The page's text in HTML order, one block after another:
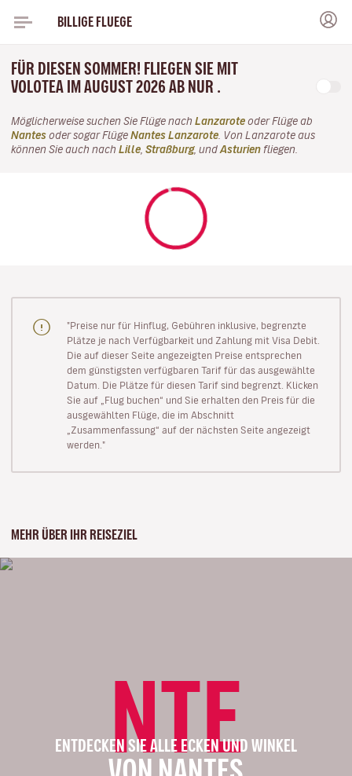
BILLIGE FLUEGE
FÜR DIESEN SOMMER! FLIEGEN SIE MIT
VOLOTEA IM AUGUST 2026 AB NUR .
Möglicherweise suchen Sie Flüge nach Lanzarote oder Flüge ab
Nantes oder sogar Flüge Nantes Lanzarote . Von Lanzarote aus
können Sie auch nach Lille Straßburg, und Asturien fliegen.
"Preise nur für Hinflug, Gebühren inklusive, begrenzte
Plätze je nach Verfügbarkeit und Zahlung mit Visa Debit.
Die auf dieser Seite angezeigten Preise entsprechen
dem günstigsten verfügbaren Tarif für das ausgewählte
Datum. Die Plätze für diesen Tarif sind begrenzt. Klicken
Sie auf „Flug buchen“ und Sie erhalten den Preis für die
ausgewählten Flüge, die im Abschnitt
„Zusammenfassung“ auf der nächsten Seite angezeigt
werden."
MEHR ÜBER IHR REISEZIEL
NTE
ENTDECKEN SIE ALLE ECKEN UND WINKEL